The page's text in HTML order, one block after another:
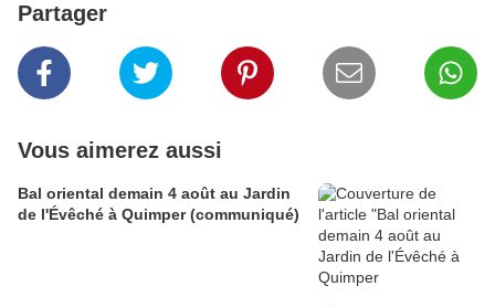
Partager
Vous aimerez aussi
Bal oriental demain 4 août au Jardin
de l'Évêché à Quimper (communiqué)